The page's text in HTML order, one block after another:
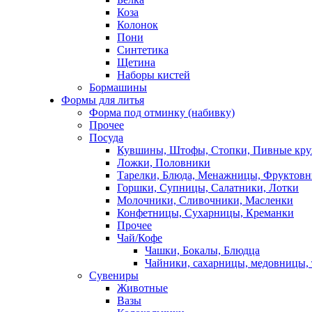
Коза
Колонок
Пони
Синтетика
Щетина
Наборы кистей
Бормашины
Формы для литья
Форма под отминку (набивку)
Прочее
Посуда
Кувшины, Штофы, Стопки, Пивные
Ложки, Половники
Тарелки, Блюда, Менажницы,
Горшки, Супницы, Салатники, Лотки
Молочники, Сливочники, Масленки
Конфетницы, Сухарницы, Креманки
Прочее
Чай/Кофе
Чашки, Бокалы, Блюдца
Чайники, сахарницы, медовницы,
Сувениры
Животные
Вазы